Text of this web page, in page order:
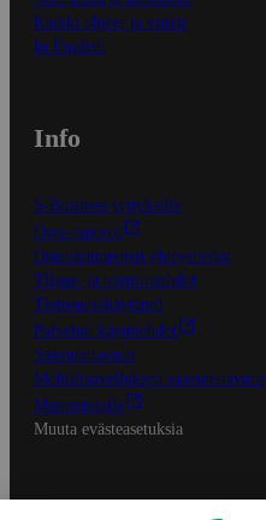
Kaikki ohjeet ja vinkit
In English
Info
S-Business yrityksille
Oiva-raportit
Osuuskauppojen yhteystiedot
Tilaus- ja toimitusehdot
Tietosuojakäytäntö
Palvelun käyttöehdot
Saavutettavuus
Mobiilisovelluksen saavutettavuus
Mainostajalle
Muuta evästeasetuksia